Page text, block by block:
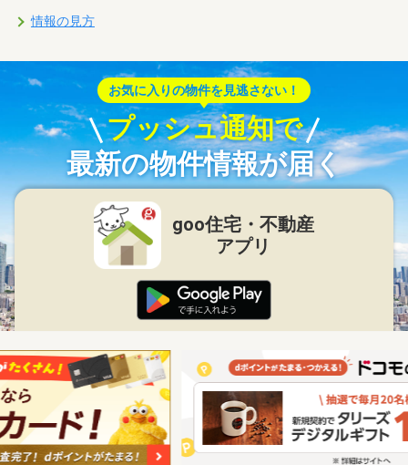
情報の見方
お気に入りの物件を見逃さない！
プッシュ通知で
最新の物件情報が届く
goo住宅・不動産
アプリ